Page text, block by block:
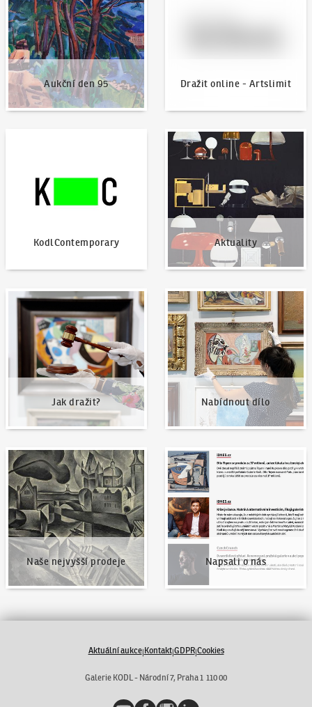
Aukční den 95 Dražit online - Artslimit
KodlContemporary Aktuality
Aktuality
Jak dražit?
Jak dražit?
Nabídnout dílo
Nabídnout dílo
Naše nejvyšší prodeje
Naše nejvyšší prodeje
Napsali o nás
Napsali o nás
Aktuální aukce|Kontakt|GDPR|Cookies
Galerie KODL - Národní 7, Praha 1 110 00